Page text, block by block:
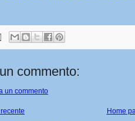
commento:
un commento
Home